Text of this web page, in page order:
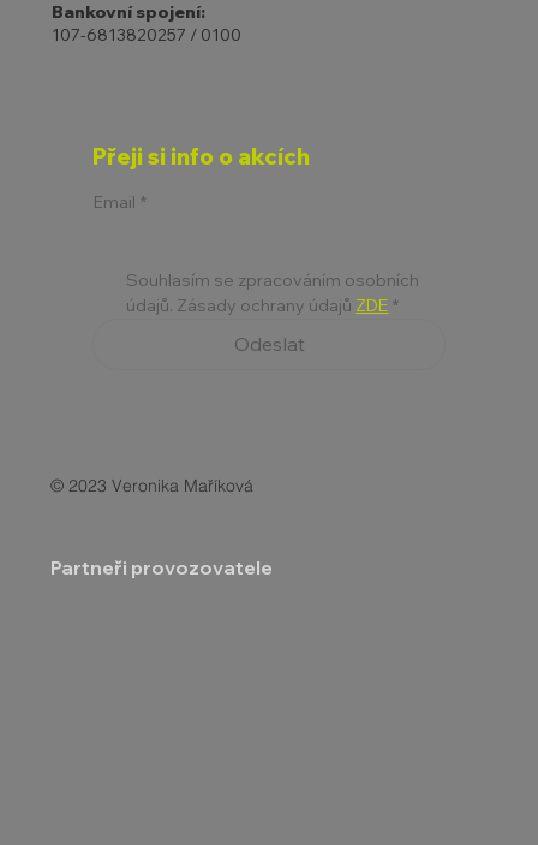
Bankovní spojení:
107-6813820257 / 0100
Přeji si info o akcích
Email *
Souhlasím se zpracováním osobních
údajů. Zásady ochrany údajů ZDE *
Odeslat
© 2023 Veronika Maříková
Partneři provozovatele